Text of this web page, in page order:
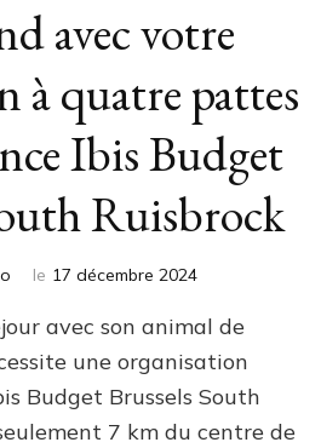
avec votre
à quatre pattes
Ibis Budget
Ruisbrock
le 17 décembre 2024
avec son animal de
une organisation
Budget Brussels South
7 km du centre de